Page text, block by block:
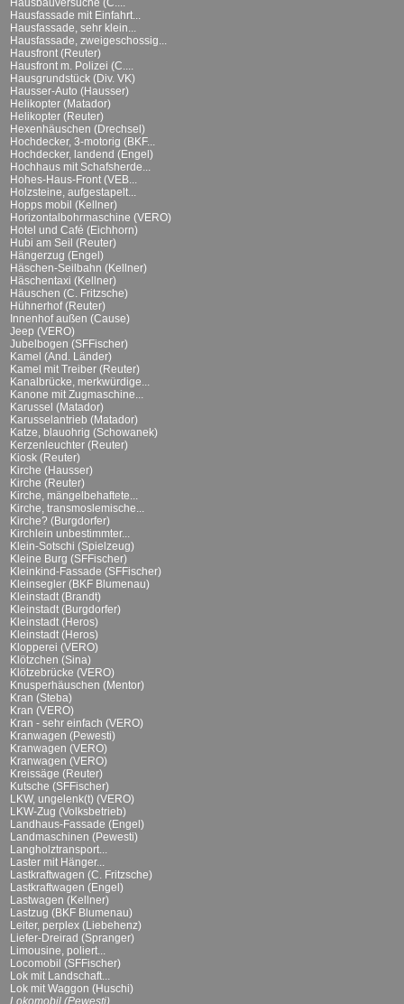
Hausbauversuche (C....
Hausfassade mit Einfahrt...
Hausfassade, sehr klein...
Hausfassade, zweigeschossig...
Hausfront (Reuter)
Hausfront m. Polizei (C....
Hausgrundstück (Div. VK)
Hausser-Auto (Hausser)
Helikopter (Matador)
Helikopter (Reuter)
Hexenhäuschen (Drechsel)
Hochdecker, 3-motorig (BKF...
Hochdecker, landend (Engel)
Hochhaus mit Schafsherde...
Hohes-Haus-Front (VEB...
Holzsteine, aufgestapelt...
Hopps mobil (Kellner)
Horizontalbohrmaschine (VERO)
Hotel und Café (Eichhorn)
Hubi am Seil (Reuter)
Hängerzug (Engel)
Häschen-Seilbahn (Kellner)
Häschentaxi (Kellner)
Häuschen (C. Fritzsche)
Hühnerhof (Reuter)
Innenhof außen (Cause)
Jeep (VERO)
Jubelbogen (SFFischer)
Kamel (And. Länder)
Kamel mit Treiber (Reuter)
Kanalbrücke, merkwürdige...
Kanone mit Zugmaschine...
Karussel (Matador)
Karusselantrieb (Matador)
Katze, blauohrig (Schowanek)
Kerzenleuchter (Reuter)
Kiosk (Reuter)
Kirche (Hausser)
Kirche (Reuter)
Kirche, mängelbehaftete...
Kirche, transmoslemische...
Kirche? (Burgdorfer)
Kirchlein unbestimmter...
Klein-Sotschi (Spielzeug)
Kleine Burg (SFFischer)
Kleinkind-Fassade (SFFischer)
Kleinsegler (BKF Blumenau)
Kleinstadt (Brandt)
Kleinstadt (Burgdorfer)
Kleinstadt (Heros)
Kleinstadt (Heros)
Klopperei (VERO)
Klötzchen (Sina)
Klötzebrücke (VERO)
Knusperhäuschen (Mentor)
Kran (Steba)
Kran (VERO)
Kran - sehr einfach (VERO)
Kranwagen (Pewesti)
Kranwagen (VERO)
Kranwagen (VERO)
Kreissäge (Reuter)
Kutsche (SFFischer)
LKW, ungelenk(t) (VERO)
LKW-Zug (Volksbetrieb)
Landhaus-Fassade (Engel)
Landmaschinen (Pewesti)
Langholztransport...
Laster mit Hänger...
Lastkraftwagen (C. Fritzsche)
Lastkraftwagen (Engel)
Lastwagen (Kellner)
Lastzug (BKF Blumenau)
Leiter, perplex (Liebehenz)
Liefer-Dreirad (Spranger)
Limousine, poliert...
Locomobil (SFFischer)
Lok mit Landschaft...
Lok mit Waggon (Huschi)
Lokomobil (Pewesti)